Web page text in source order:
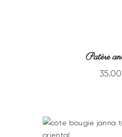
Patère
35.00